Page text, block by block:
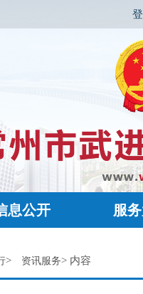
息公开 服
> 资讯服务> 内容